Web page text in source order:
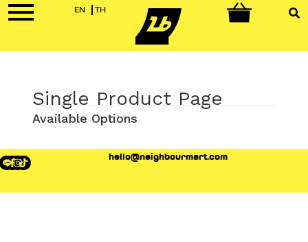
EN TH
Single Product Page
Available Options
hello@neighbourmart.com